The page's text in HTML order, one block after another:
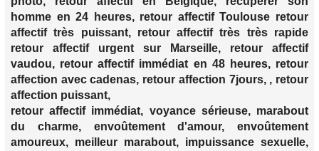
homme en 24 heures, retour affectif Toulouse retour
affectif très puissant, retour affectif très très rapide
retour affectif urgent sur Marseille, retour affectif
vaudou, retour affectif immédiat en 48 heures, retour
affection avec cadenas, retour affection 7jours, , retour
affection puissant,
retour affectif immédiat, voyance sérieuse, marabout
du charme, envoûtement d'amour, envoûtement
amoureux, meilleur marabout, impuissance sexuelle,